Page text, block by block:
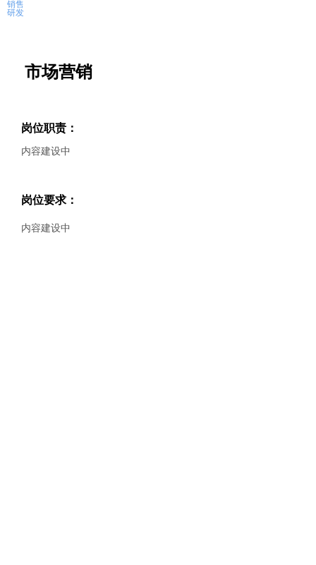
销售
研发
市场营销
岗位职责：
内容建设中
岗位要求：
内容建设中